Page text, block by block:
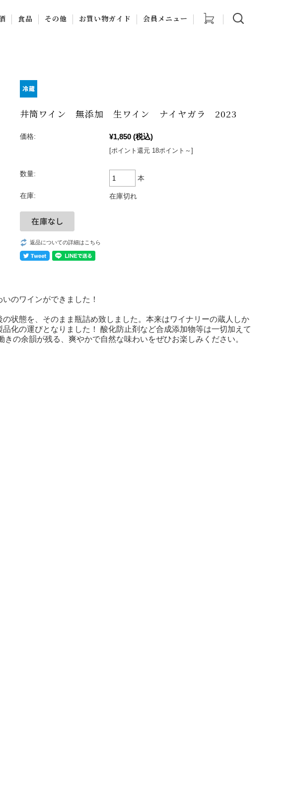
食品
自然派食品
コレート
その他 お買い物ガイド
お問い合わせ
個人情報の取り扱いに
会員メニュー
井筒ワイン 無添加 生ワイン ナイヤガラ 2023
価格: ¥1,850 (税込)
[ポイント還元 18ポイント～]
数量:
本
在庫: 在庫切れ
返品についての詳細はこちら
のワインができました！
状態を、そのまま瓶詰め致しました。本来はワイナリーの蔵人しか
化の運びとなりました！ 酸化防止剤など合成添加物等は一切加えて
の余韻が残る、爽やかで自然な味わいをぜひお楽しみください。